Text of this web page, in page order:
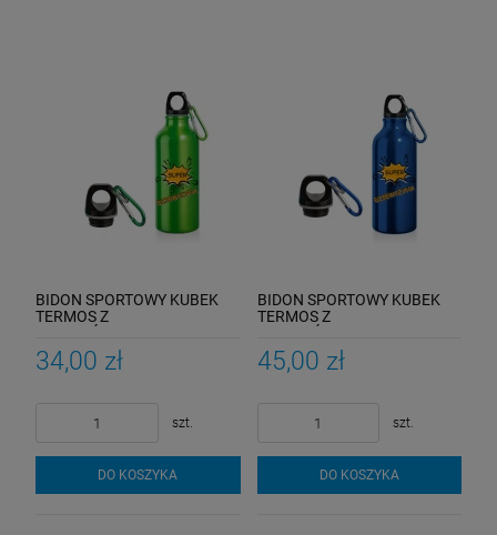
BIDON SPORTOWY KUBEK
TERMOS Z
SUPER DZIEWCZYNA
34,00 zł
szt.
DO KOSZYKA
BIDON SPORTOWY KUBEK
TERMOS Z
SUPER DZIEWCZYNA
45,00 zł
szt.
DO KOSZYKA